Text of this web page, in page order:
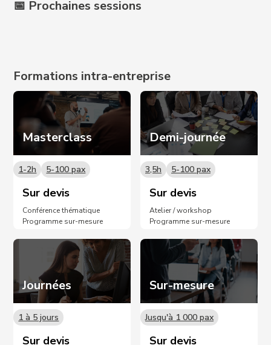
📅 Prochaines sessions
Formations intra-entreprise
Masterclass
1-2h 5-100 pax
Sur devis
Conférence thématique
Programme sur-mesure
Demi-journée
3,5h 5-100 pax
Sur devis
Atelier / workshop
Programme sur-mesure
Journées
1 à 5 jours
Sur devis
Sur-mesure
Jusqu'à 1 000 pax
Sur devis